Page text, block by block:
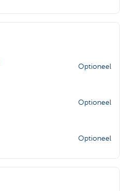
Optioneel
Optioneel
Optioneel